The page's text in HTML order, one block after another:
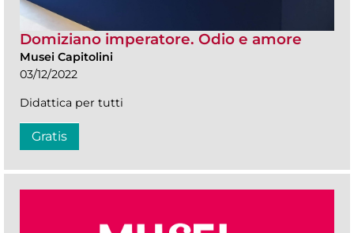
Domiziano imperatore. Odio e amore
Musei Capitolini
03/12/2022
Didattica per tutti
Gratis